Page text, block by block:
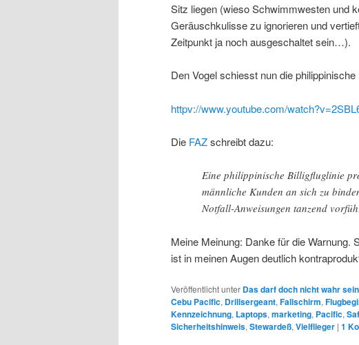
Sitz liegen (wieso Schwimmwesten und
Geräuschkulisse zu ignorieren und
Zeitpunkt ja noch ausgeschaltet sein…).
Den Vogel schiesst nun die
httpv://www.youtube.com/
Die FAZschreibt dazu:
Eine philippinische Billigfluglinie
männliche Kunden an sich zu
Notfall-Anweisungen tanzend
Meine Meinung: Danke für die
ist in meinen Augen deutlich
Veröffentlicht unter Das darf doch nicht wahr sein
Cebu Pacific, Drillsergeant, Fallschirm,
Kennzeichnung, Laptops, marketing, Pacific,
Sicherheitshinweis, Stewardeß, Vielflieger | 1